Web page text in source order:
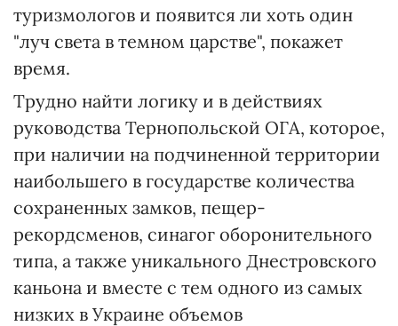
туризмологов и появится ли хоть один
"луч света в темном царстве", покажет
время.
Трудно найти логику и в действиях
руководства Тернопольской ОГА, которое,
при наличии на подчиненной территории
наибольшего в государстве количества
сохраненных замков, пещер-
рекордсменов, синагог оборонительного
типа, а также уникального Днестровского
каньона и вместе с тем одного из самых
низких в Украине объемов